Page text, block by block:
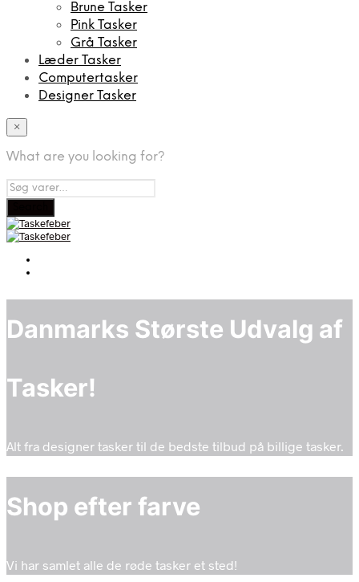
Brune Tasker
Pink Tasker
Grå Tasker
Læder Tasker
Computertasker
Designer Tasker
×
What are you looking for?
Danmarks Største Udvalg af
Tasker!
Alt fra designer tasker til de bedste tilbud på billige tasker.
Shop efter farve
Vi har samlet alle de røde tasker et sted!